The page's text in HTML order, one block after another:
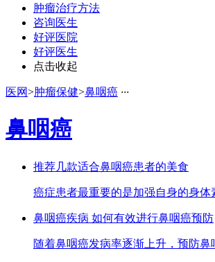
肿瘤治疗方法
咨询医生
好评医院
好评医生
点击收起
医网>肿瘤保健>鼻咽癌 ···
鼻咽癌
推荐几款适合鼻咽癌患者的美食
癌症患者最重要的是加强自身的身体
鼻咽癌疾病 如何有效进行鼻咽癌预防
随着鼻咽癌发病率逐渐上升，预防鼻